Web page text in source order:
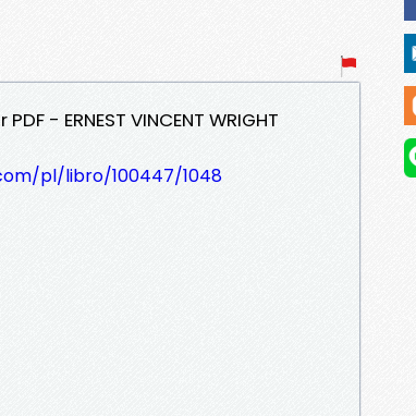
- ERNEST VINCENT WRIGHT
pl/libro/100447/1048